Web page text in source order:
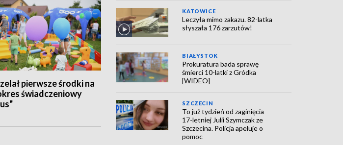
pierwsze środki na
świadczeniowy
KATOWICE
Leczyła mimo zakazu. 82-latka
słyszała 176 zarzutów!
BIAŁYSTOK
Prokuratura bada sprawę
śmierci 10-latki z Gródka
[WIDEO]
SZCZECIN
To już tydzień od zaginięcia
17-letniej Julii Szymczak ze
Szczecina. Policja apeluje o
pomoc